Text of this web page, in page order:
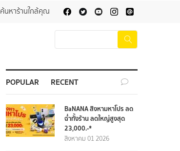
ค้นหาร้านใกล้คุณ
POPULAR RECENT
BaNANA สิงหามหาโปร ลด
ฉ่ำทั้งร้าน ลดใหญ่สูงสุด
23,000.-*
สิงหาคม 01 2026